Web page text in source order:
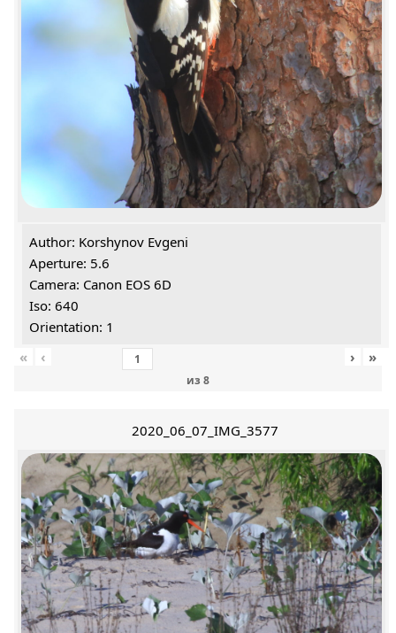
Author: Korshynov Evgeni
Aperture: 5.6
Camera: Canon EOS 6D
Iso: 640
Orientation: 1
«
‹
из 8
› »
2020_06_07_IMG_3577